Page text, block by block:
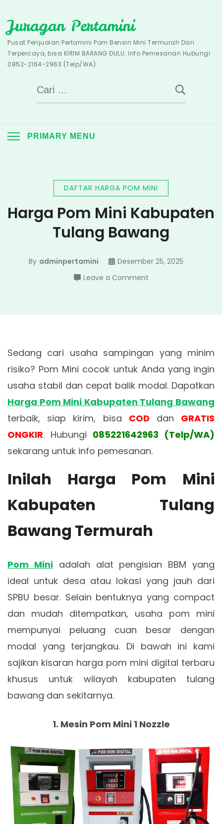
to
content
Juragan Pertamini
Pusat Penjualan Pertamini Pom Bensin Mini Termurah Dan
Terpercaya, bisa KIRIM BARANG DULU. Info Pemesanan Hubungi
0852-2164-2963 (Telp/WA).
Cari
untuk:
PRIMARY MENU
DAFTAR HARGA POM MINI
Harga Pom Mini Kabupaten
Tulang Bawang
By adminpertamini
Desember 25, 2025
Leave a Commenton
Mini
Bawang
Sedang cari usaha sampingan yang minim
risiko? Pom Mini cocok untuk Anda yang ingin
usaha stabil dan cepat balik modal. Dapatkan
Harga Pom Mini Kabupaten Tulang Bawang
terbaik, siap kirim, bisa COD dan GRATIS
ONGKIR. Hubungi 085221642963 (Telp/WA)
sekarang untuk info pemesanan.
Inilah Harga Pom Mini
Kabupaten Tulang
Bawang Termurah
Pom Miniadalah alat pengisian BBM yang
ideal untuk desa atau lokasi yang jauh dari
SPBU besar. Selain bentuknya yang compact
dan mudah ditempatkan, usaha pom mini
mempunyai peluang cuan besar dengan
modal yang terjangkau. Di bawah ini kami
sajikan kisaran harga pom mini digital terbaru
khusus untuk wilayah kabupaten tulang
bawang dan sekitarnya.
1. Mesin Pom Mini 1 Nozzle